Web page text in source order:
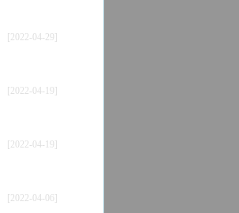
[2022-04-29]
[2022-04-19]
[2022-04-19]
[2022-04-06]